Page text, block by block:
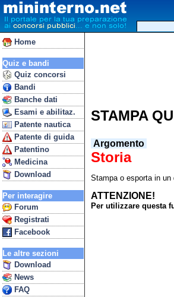
Home
Quiz e bandi
Quiz concorsi
Bandi
Banche dati
Esami e abilitaz.
Patente nautica
Patente di guida
Patentino
Medicina
Download
Per interagire
Forum
Registrati
Facebook
Le altre sezioni
Download
News
FAQ
STAMPA
Argomento
Storia
Stampa o esporta in
ATTENZIONE!
Per utilizzare questa